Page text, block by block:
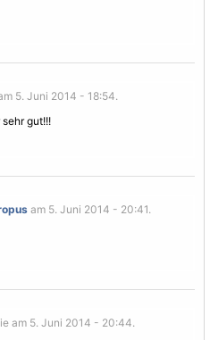
5. Juni 2014 - 18:54.
gut!!!
am 5. Juni 2014 - 20:41.
am 5. Juni 2014 - 20:44.